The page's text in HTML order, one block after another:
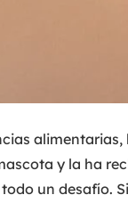
y la ha
un desafío.